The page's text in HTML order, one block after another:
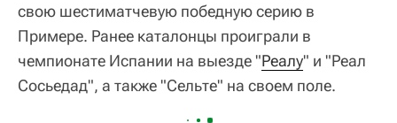
свою шестиматчевую победную серию в
Примере. Ранее каталонцы проиграли в
чемпионате Испании на выезде "Реалу" и "Реал
Сосьедад", а также "Сельте" на своем поле.